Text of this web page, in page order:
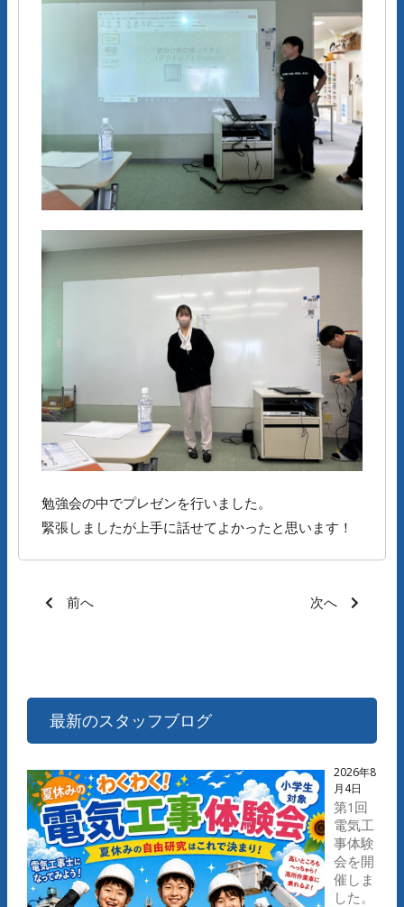
勉強会の中でプレゼンを行いました。
緊張しましたが上手に話せてよかったと思います！
前へ 次へ
最新のスタッフブログ
2026年8
月4日
第1回
電気工
事体験
会を開
催しま
した。